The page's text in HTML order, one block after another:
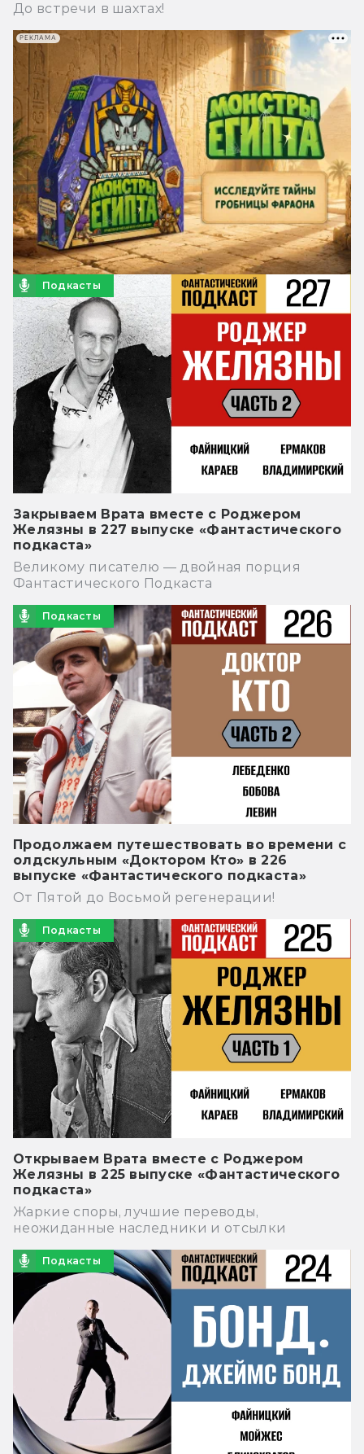
До встречи в шахтах!
Подкасты
Закрываем Врата вместе с Роджером
Желязны в 227 выпуске «Фантастического
подкаста»
Великому писателю — двойная порция
Фантастического Подкаста
Подкасты
Продолжаем путешествовать во времени с
олдскульным «Доктором Кто» в 226
выпуске «Фантастического подкаста»
От Пятой до Восьмой регенерации!
Подкасты
Открываем Врата вместе с Роджером
Желязны в 225 выпуске «Фантастического
подкаста»
Жаркие споры, лучшие переводы,
неожиданные наследники и отсылки
Подкасты
РЕКЛАМА